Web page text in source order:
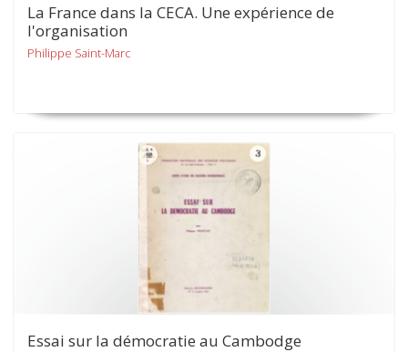
La France dans la CECA. Une expérience de
l'organisation
Philippe Saint-Marc
Essai sur la démocratie au Cambodge